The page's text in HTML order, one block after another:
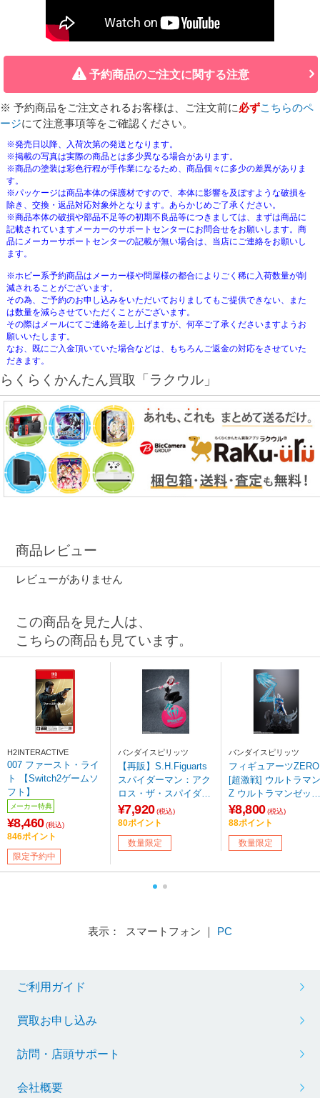
予約商品のご注文に関する注意
※ 予約商品をご注文されるお客様は、ご注文前に必ずこちらのペ
ージにて注意事項等をご確認ください。
※発売日以降、入荷次第の発送となります。
※掲載の写真は実際の商品とは多少異なる場合があります。
※商品の塗装は彩色行程が手作業になるため、商品個々に多少の差異がありま
す。
※パッケージは商品本体の保護材ですので、本体に影響を及ぼすような破損を
除き、交換・返品対応対象外となります。あらかじめご了承ください。
※商品本体の破損や部品不足等の初期不良品等につきましては、まずは商品に
記載されていますメーカーのサポートセンターにお問合せをお願いします。商
品にメーカーサポートセンターの記載が無い場合は、当店にご連絡をお願いし
ます。
※ホビー系予約商品はメーカー様や問屋様の都合によりごく稀に入荷数量が削
減されることがございます。
その為、ご予約のお申し込みをいただいておりましてもご提供できない、また
は数量を減らさせていただくことがございます。
その際はメールにてご連絡を差し上げますが、何卒ご了承くださいますようお
願いいたします。
なお、既にご入金頂いていた場合などは、もちろんご返金の対応をさせていた
だきます。
らくらくかんたん買取「ラクウル」
商品レビュー
レビューがありません
この商品を見た人は、
こちらの商品も見ています。
H2INTERACTIVE
007 ファースト・ライ
ト 【Switch2ゲームソ
フト】
メーカー特典
¥8,460 (税込)
846ポイント
限定予約中
バンダイスピリッツ
【再販】S.H.Figuarts
スパイダーマン：アク
ロス・ザ・スパイダー
バース スパイダーグウ
ェン 【sof001】
¥7,920 (税込)
80ポイント
数量限定
バンダイスピリッツ
フィギュアーツZERO
[超激戦] ウルトラマン
Z ウルトラマンゼット
オリジナル 【sof001
¥8,800 (税込)
88ポイント
数量限定
表示： スマートフォン ｜ PC
ご利用ガイド
買取お申し込み
訪問・店頭サポート
会社概要